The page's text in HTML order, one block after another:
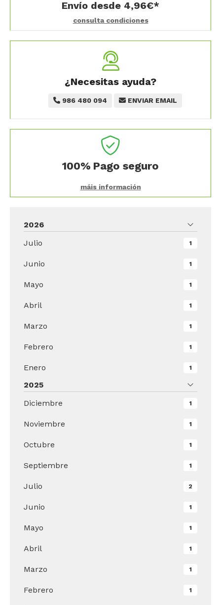
Envío desde 4,96€*
consulta condiciones
¿Necesitas ayuda?
986 480 094 ENVIAR EMAIL
100% Pago seguro
máis información
2026
Julio
1
Junio 1
Mayo 1
Abril 1
Marzo 1
Febrero 1
Enero 1
2025
Diciembre
1
Noviembre 1
Octubre 1
Septiembre 1
Julio 2
Junio 1
Mayo 1
Abril 1
Marzo 1
Febrero 1